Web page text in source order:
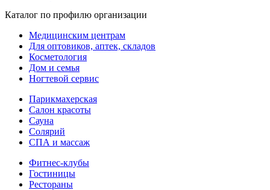
Каталог по профилю организации
Медицинским центрам
Для оптовиков, аптек, складов
Косметология
Дом и семья
Ногтевой сервис
Парикмахерская
Салон красоты
Сауна
Солярий
СПА и массаж
Фитнес-клубы
Гостиницы
Рестораны